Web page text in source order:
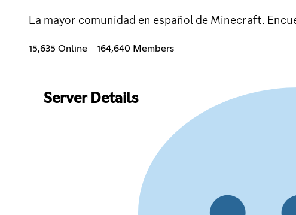
La mayor comunidad en español de Minecraft.
15,635 Online 164,640 Members
Server Details